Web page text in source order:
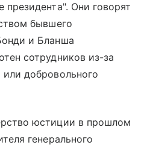
Они говорят
бывшего
и Бланша
сотрудников из-за
добровольного
юстиции в прошлом
генерального